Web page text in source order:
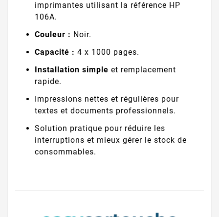
imprimantes utilisant la référence HP
106A.
Couleur : Noir.
Capacité : 4 x 1000 pages.
Installation simple et remplacement
rapide.
Impressions nettes et régulières pour
textes et documents professionnels.
Solution pratique pour réduire les
interruptions et mieux gérer le stock de
consommables.